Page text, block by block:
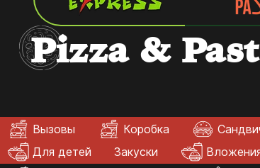
Pizza &
Вызовы Коробка
Для детей
Закуски